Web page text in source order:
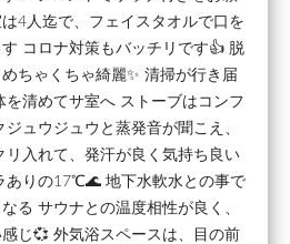
4人迄で、フェイスタオルで口を
コロナ対策もバッチリです👍 脱
ちゃくちゃ綺麗✨ 清掃が行き届
を清めてサ室へ ストーブはコンフ
ュウジュウと蒸発音が聞こえ、
リ入れて、発汗が良く気持ち良い
ありの17℃🌊 地下水軟水との事で
る サウナとの温度相性が良く、
じ💞 外気浴スペースは、目の前